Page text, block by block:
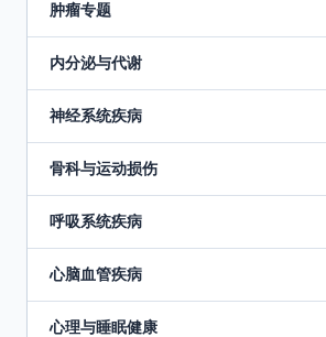
肿瘤专题
内分泌与代谢
神经系统疾病
骨科与运动损伤
呼吸系统疾病
心脑血管疾病
心理与睡眠健康